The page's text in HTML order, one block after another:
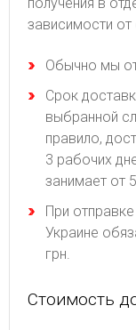
зависимости от
Обычно мы
Срок
выбранной
правило,
3 рабочих
занимает от
При
Украине
грн.
Стоимость